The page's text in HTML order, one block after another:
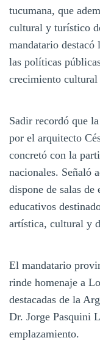
tucumana, que
cultural y turístico
mandatario
las políticas
crecimiento cultural
Sadir recordó que
por el arquitecto
concretó con la
nacionales. Señaló
dispone de salas
educativos
artística, cultural y
El mandatario
rinde homenaje a
destacadas de la
Dr. Jorge Pasquini
emplazamiento.